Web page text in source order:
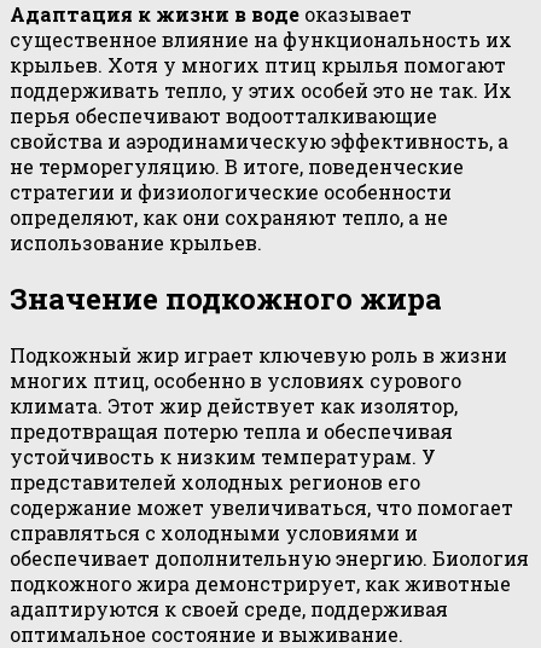
Адаптация к жизни в воде оказывает
существенное влияние на функциональность их
крыльев. Хотя у многих птиц крылья помогают
поддерживать тепло, у этих особей это не так. Их
перья обеспечивают водоотталкивающие
свойства и аэродинамическую эффективность, а
не терморегуляцию. В итоге, поведенческие
стратегии и физиологические особенности
определяют, как они сохраняют тепло, а не
использование крыльев.
Значение подкожного жира
Подкожный жир играет ключевую роль в жизни
многих птиц, особенно в условиях сурового
климата. Этот жир действует как изолятор,
предотвращая потерю тепла и обеспечивая
устойчивость к низким температурам. У
представителей холодных регионов его
содержание может увеличиваться, что помогает
справляться с холодными условиями и
обеспечивает дополнительную энергию. Биология
подкожного жира демонстрирует, как животные
адаптируются к своей среде, поддерживая
оптимальное состояние и выживание.